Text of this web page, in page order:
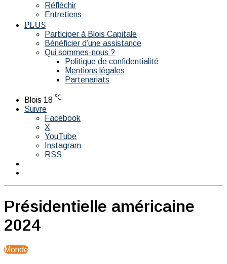
Réfléchir
Entretiens
PLUS
Participer à Blois Capitale
Bénéficier d’une assistance
Qui sommes-nous ?
Politique de confidentialité
Mentions légales
Partenariats
Blois 18 ℃
Suivre
Facebook
X
YouTube
Instagram
RSS
Présidentielle américaine
2024
Monde